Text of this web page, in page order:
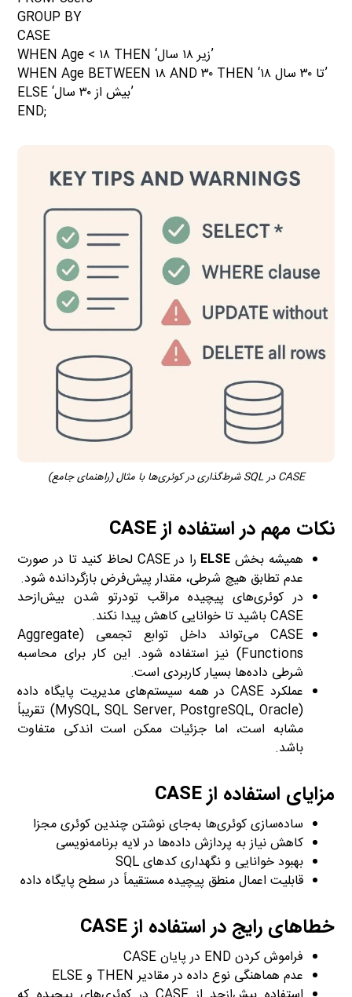
GROUP BY
CASE
WHEN Age < ۱۸ THEN ‘زیر ۱۸ سال’
WHEN Age BETWEEN ۱۸ AND ۳۰ THEN ‘۱۸ تا ۳۰ سال’
ELSE ‘بیش از ۳۰ سال’
END;
CASE در SQL شرط‌گذاری در کوئری‌ها با مثال (راهنمای جامع)
نکات مهم در استفاده از CASE
همیشه بخش ELSE
را در CASE لحاظ کنید تا در صورت
عدم تطابق هیچ شرطی، مقدار پیش‌فرض بازگردانده شود.
در کوئری‌های پیچیده مراقب تودرتو شدن بیش‌ازحد
CASE باشید تا خوانایی کاهش پیدا نکند.
CASE می‌تواند داخل توابع تجمعی (Aggregate
Functions) نیز استفاده شود. این کار برای محاسبه
شرطی داده‌ها بسیار کاربردی است.
عملکرد CASE در همه سیستم‌های مدیریت پایگاه داده
(MySQL, SQL Server, PostgreSQL, Oracle) تقریباً
مشابه است، اما جزئیات ممکن است اندکی متفاوت
باشد.
مزایای استفاده از CASE
ساده‌سازی کوئری‌ها به‌جای نوشتن چندین کوئری مجزا
کاهش نیاز به پردازش داده‌ها در لایه برنامه‌نویسی
بهبود خوانایی و نگهداری کدهای SQL
قابلیت اعمال منطق پیچیده مستقیماً در سطح پایگاه داده
خطاهای رایج در استفاده از CASE
فراموش کردن END در پایان CASE
عدم هماهنگی نوع داده در مقادیر THEN و ELSE